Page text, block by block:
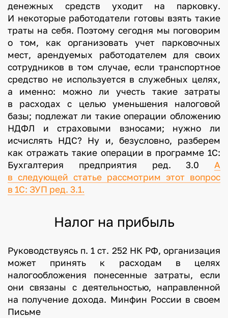
денежных средств уходит на парковку.
И некоторые работодатели готовы взять такие
траты на себя. Поэтому сегодня мы поговорим
о том, как организовать учет парковочных
мест, арендуемых работодателем для своих
сотрудников в том случае, если транспортное
средство не используется в служебных целях,
а именно: можно ли учесть такие затраты
в расходах с целью уменьшения налоговой
базы; подлежат ли такие операции обложению
НДФЛ и страховыми взносами; нужно ли
исчислять НДС? Ну и, безусловно, разберем
как отражать такие операции в программе 1С:
Бухгалтерия предприятия ред. 3.0А
в следующей статье рассмотрим этот вопрос
в 1С: ЗУП ред. 3.1.
Налог на прибыль
Руководствуясь п. 1 ст. 252 НК РФ, организация
может принять к расходам в целях
налогообложения понесенные затраты, если
они связаны с деятельностью, направленной
на получение дохода. Минфин России в своем
Письме